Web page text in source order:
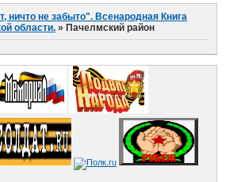
ничто не забыто". Всенародная Книга
области. » Пачелмский район